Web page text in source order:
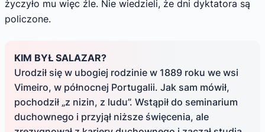
życzyło mu więc źle. Nie wiedzieli, że dni dyktatora są
policzone.
KIM BYŁ SALAZAR?
Urodził się w ubogiej rodzinie w 1889 roku we wsi
Vimeiro, w północnej Portugalii. Jak sam mówił,
pochodził „z nizin, z ludu”. Wstąpił do seminarium
duchownego i przyjął niższe święcenia, ale